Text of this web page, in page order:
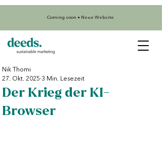
Coming soon • Neue Website
Der Krieg der KI-
Browser
Nik Thomi
27. Okt. 2025 3 Min. Lesezeit